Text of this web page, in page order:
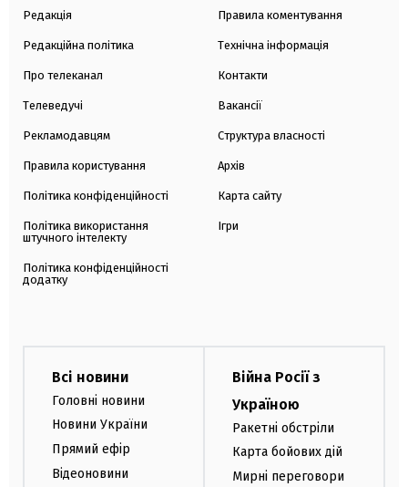
Редакція
Редакційна політика
Про телеканал
Телеведучі
Рекламодавцям
Правила користування
Політика конфіденційності
Політика використання
штучного інтелекту
Політика конфіденційності
додатку
Правила коментування
Технічна інформація
Контакти
Вакансії
Структура власності
Архів
Карта сайту
Ігри
Всі новини
Головні новини
Новини України
Прямий ефір
Відеоновини
Війна Росії з
Україною
Ракетні обстріли
Карта бойових дій
Мирні переговори